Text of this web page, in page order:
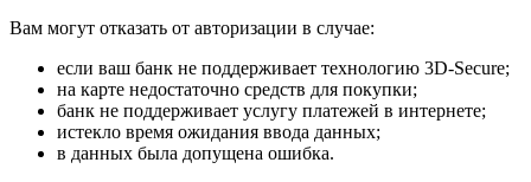
Вам могут отказать от авторизации в случае:
если ваш банк не поддерживает технологию 3D-Secure;
на карте недостаточно средств для покупки;
банк не поддерживает услугу платежей в интернете;
истекло время ожидания ввода данных;
в данных была допущена ошибка.